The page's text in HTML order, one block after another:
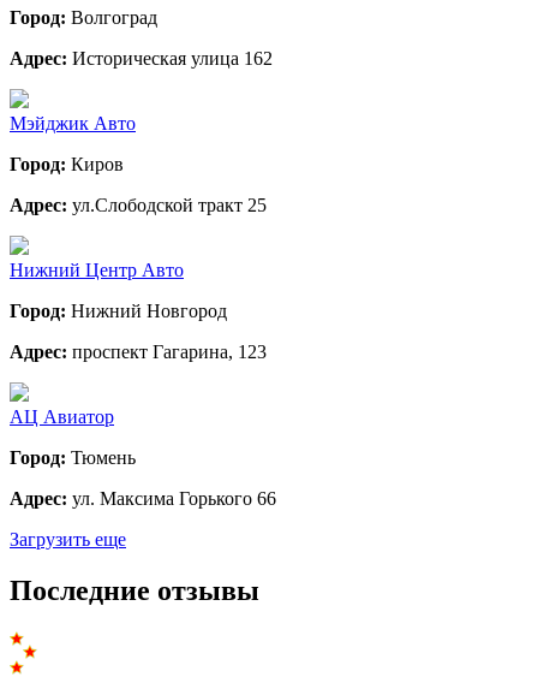
Город: Волгоград
Адрес: Историческая улица 162
Мэйджик Авто
Город: Киров
Адрес: ул.Слободской тракт 25
Нижний Центр Авто
Город: Нижний Новгород
Адрес: проспект Гагарина, 123
АЦ Авиатор
Город: Тюмень
Адрес: ул. Максима Горького 66
Загрузить еще
Последние отзывы